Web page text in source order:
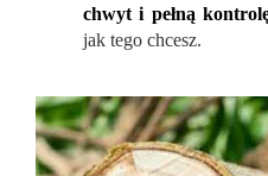
chwyt i pełną
jak tego chcesz.